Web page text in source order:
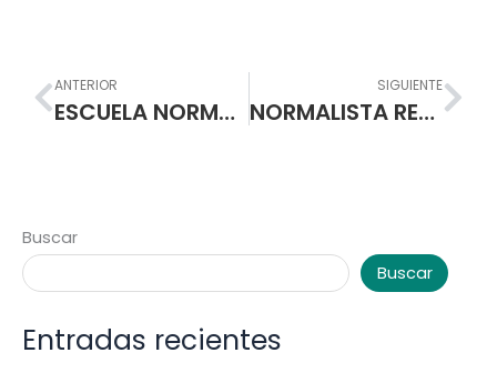
Prev
ANTERIOR
ESCUELA NORMAL INVICTA EN BALONCESTO PREJUVENIL FEMENINO DE LOS JUEGOS INTERCOLEGIADOS SUPÉRATE 2017.
SIGUIENTE
NORMALISTA REPRESENTA A COLOMBIA EN EL ICT TRAINING FOR COLOMBIAN TEACHERS COREA DEL SUR – 2017
Buscar
Buscar
Entradas recientes